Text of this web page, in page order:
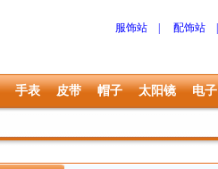
服饰站 配饰站
手表 皮带 帽子 太阳镜 电子